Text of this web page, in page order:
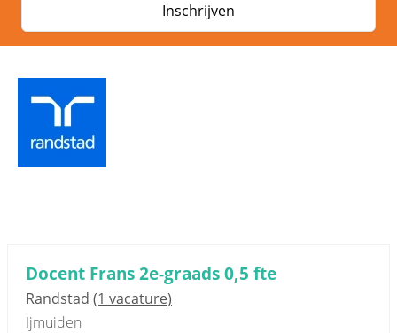
Inschrijven
Docent Frans 2e-graads 0,5 fte
Randstad (1 vacature)
Ijmuiden